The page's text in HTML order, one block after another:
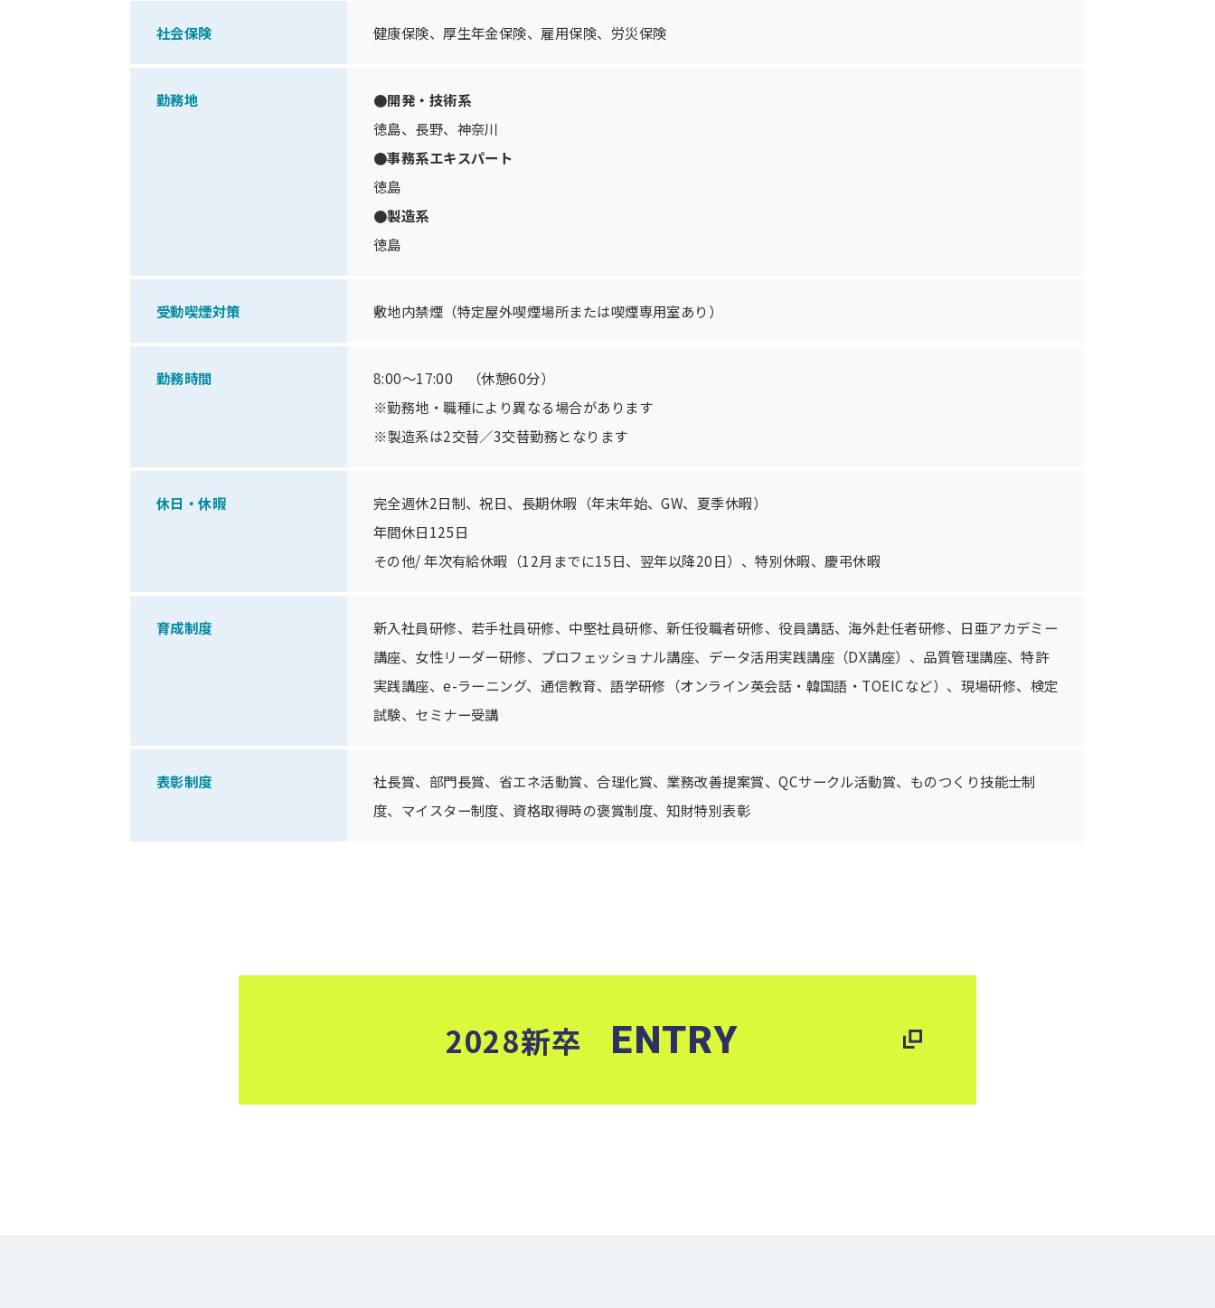
社会保険 健康保険、厚生年金保険、雇用保険、労災保険
勤務地
●開発・技術系
徳島、長野、神奈川
●事務系エキスパート
徳島
●製造系
徳島
受動喫煙対策 敷地内禁煙（特定屋外喫煙場所または喫煙専用室あり）
勤務時間
8:00～17:00 （休憩60分）
※勤務地・職種により異なる場合があります
※製造系は2交替／3交替勤務となります
休日・休暇
完全週休2日制、祝日、長期休暇（年末年始、GW、夏季休暇）
年間休日125日
その他/ 年次有給休暇（12月までに15日、翌年以降20日）、特別休暇、慶弔休暇
育成制度
新入社員研修、若手社員研修、中堅社員研修、新任役職者研修、役員講話、海外赴任者研修、日亜アカデミー
講座、女性リーダー研修、プロフェッショナル講座、データ活用実践講座（DX講座）、品質管理講座、特許
実践講座、e-ラーニング、通信教育、語学研修（オンライン英会話・韓国語・TOEICなど）、現場研修、検定
試験、セミナー受講
表彰制度
社長賞、部門長賞、省エネ活動賞、合理化賞、業務改善提案賞、QCサークル活動賞、ものつくり技能士制
度、マイスター制度、資格取得時の褒賞制度、知財特別表彰
2028新卒 ENTRY